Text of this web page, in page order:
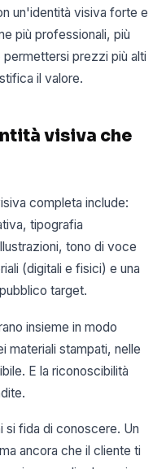
un'identità visiva forte e
più professionali, più
prezzi più alti
il valore.
visiva che
completa include:
tipografia
tono di voce
(digitali e fisici) e una
target.
insieme in modo
materiali stampati, nelle
E la riconoscibilità
si fida di conoscere. Un
ancora che il cliente ti